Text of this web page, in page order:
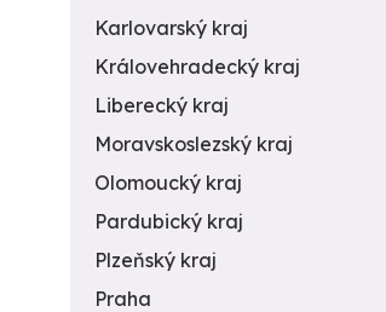
Karlovarský kraj
Královehradecký kraj
Liberecký kraj
Moravskoslezský kraj
Olomoucký kraj
Pardubický kraj
Plzeňský kraj
Praha